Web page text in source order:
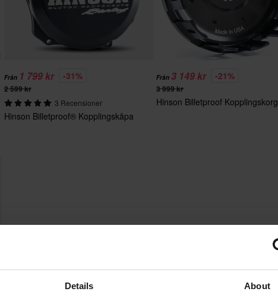
Details About
Från 1 799 kr -31%
2 599 kr
3 Recensioner
Hinson Billetproof® Kopplingskåpa
Från 3 149 kr -21%
3 999 kr
Hinson Billetproof Kopplingskorg